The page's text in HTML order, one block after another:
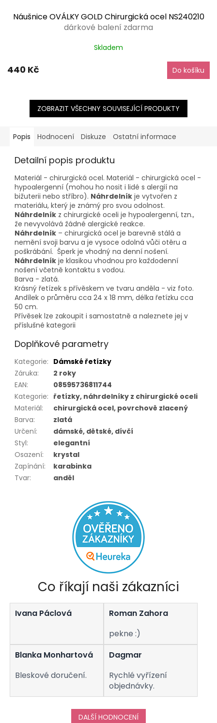
Náušnice OVÁLKY GOLD Chirurgická ocel NS240210
dárkové balení zdarma
Skladem
440 Kč Do košíku
ZOBRAZIT VŠECHNY SOUVISEJÍCÍ PRODUKTY
Popis Hodnocení Diskuze Ostatní informace
Detailní popis produktu
Materiál - chirurgická ocel. Materiál - chirurgická ocel -
hypoalergenní (mohou ho nosit i lidé s alergií na
bižuterii nebo stříbro). Náhrdelník je vytvořen z
materiálu, který je známý pro svou odolnost.
Náhrdelník z chirurgické oceli je hypoalergenní, tzn.,
že nevyvolává žádné alergické reakce.
Náhrdelník – chirurgická ocel je barevně stálá a
nemění svoji barvu a je vysoce odolná vůči otěru a
poškrábání. Šperk je vhodný na denní nošení.
Náhrdelník je klasikou vhodnou pro každodenní
nošení včetně kontaktu s vodou.
Barva - zlatá.
Krásný řetízek s přívěskem ve tvaru anděla - viz foto.
Andílek o průměru cca 24 x 18 mm, délka řetízku cca
50 cm.
Přívěsek lze zakoupit i samostatně a naleznete jej v
příslušné kategorii
Doplňkové parametry
Kategorie: Dámské řetízky
Záruka:
2 roky
EAN:
08595736811744
Kategorie: řetízky, náhrdelníky z chirurgické oceli
Materiál:
chirurgická ocel, povrchově zlacený
Barva:
zlatá
Určení:
dámské, dětské, dívčí
Styl:
elegantní
Osazení:
krystal
Zapínání:
karabinka
Tvar: anděl
Co říkají naši zákazníci
Ivana Páclová
Roman Zahora
pekne :)
Blanka Monhartová
Bleskové doručení.
Dagmar
Rychlé vyřízení
objednávky.
DALŠÍ HODNOCENÍ